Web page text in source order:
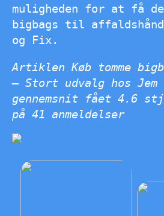
muligheden for at få
bigbags til
og Fix.
Artiklen Køb tomme
– Stort udvalg hos
gennemsnit fået 4.6
på 41 anmeldelser